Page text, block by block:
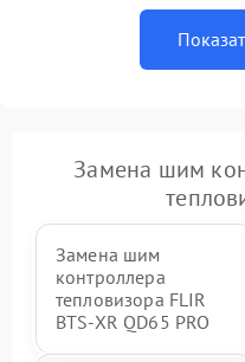
Замена шим
Замена шим
контроллера
тепловизора FLIR
BTS-XR QD65 PRO